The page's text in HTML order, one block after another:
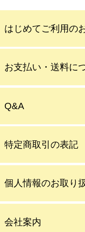
はじめてご利用の
お支払い・送料に
Q&A
特定商取引の表記
個人情報のお取り
会社案内